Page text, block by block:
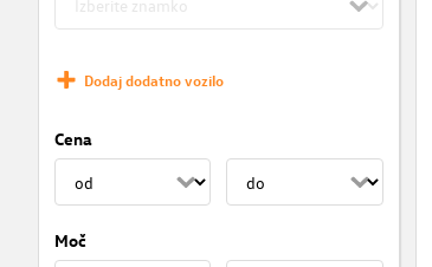
Dodaj dodatno vozilo
Cena
Moč